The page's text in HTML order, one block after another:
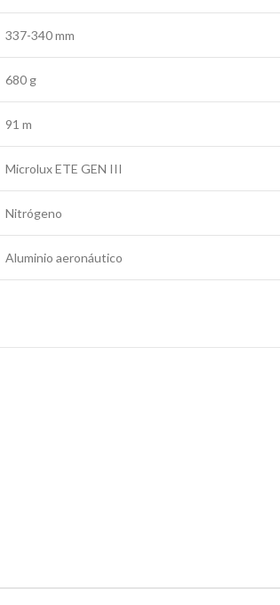
337-340 mm
680 g
91 m
Microlux ETE GEN III
Nitrógeno
Aluminio aeronáutico